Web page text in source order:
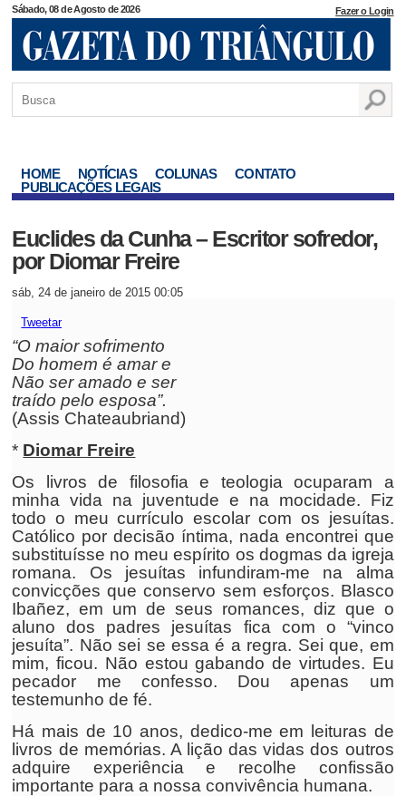
Sábado, 08 de Agosto de 2026 Fazer o Login
HOME NOTÍCIAS COLUNAS
CONTATO
PUBLICAÇÕES LEGAIS
Euclides da Cunha – Escritor sofredor,
por Diomar Freire
sáb, 24 de janeiro de 2015 00:05
Tweetar
“O maior sofrimento
Do homem é amar e
Não ser amado e ser
traído pelo esposa”.
(Assis Chateaubriand)
* Diomar Freire
Os livros de filosofia e teologia ocuparam a
minha vida na juventude e na mocidade. Fiz
todo o meu currículo escolar com os jesuítas.
Católico por decisão íntima, nada encontrei que
substituísse no meu espírito os dogmas da igreja
romana. Os jesuítas infundiram-me na alma
convicções que conservo sem esforços. Blasco
Ibañez, em um de seus romances, diz que o
aluno dos padres jesuítas fica com o “vinco
jesuíta”. Não sei se essa é a regra. Sei que, em
mim, ficou. Não estou gabando de virtudes. Eu
pecador me confesso. Dou apenas um
testemunho de fé.
Há mais de 10 anos, dedico-me em leituras de
livros de memórias. A lição das vidas dos outros
adquire experiência e recolhe confissão
importante para a nossa convivência humana.